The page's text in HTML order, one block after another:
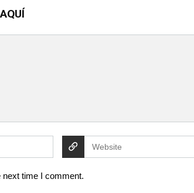
time I comment.